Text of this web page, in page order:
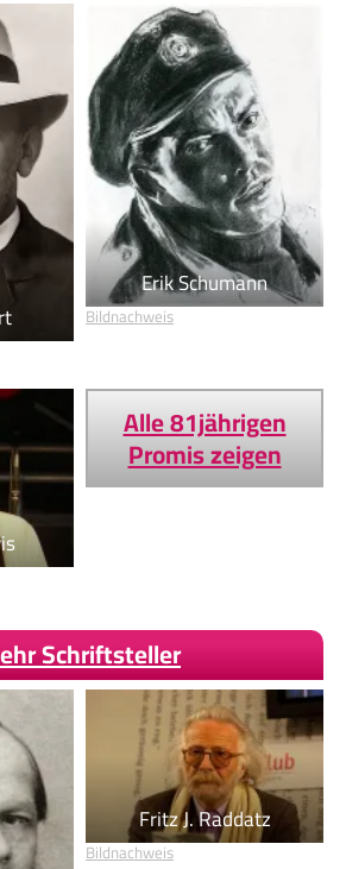
Erik Schumann
Bildnachweis
Alle 81jährigen
Promis zeigen
Schriftsteller
Fritz J. Raddatz
Bildnachweis